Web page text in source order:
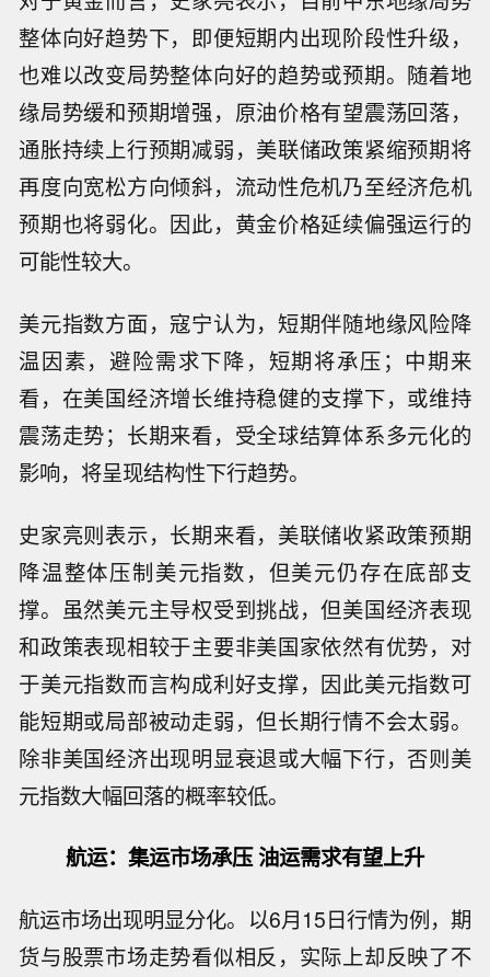
整体向好趋势下，即便短期内出现阶段性升级，
也难以改变局势整体向好的趋势或预期。随着地
缘局势缓和预期增强，原油价格有望震荡回落，
通胀持续上行预期减弱，美联储政策紧缩预期将
再度向宽松方向倾斜，流动性危机乃至经济危机
预期也将弱化。因此，黄金价格延续偏强运行的
可能性较大。
美元指数方面，寇宁认为，短期伴随地缘风险降
温因素，避险需求下降，短期将承压；中期来
看，在美国经济增长维持稳健的支撑下，或维持
震荡走势；长期来看，受全球结算体系多元化的
影响，将呈现结构性下行趋势。
史家亮则表示，长期来看，美联储收紧政策预期
降温整体压制美元指数，但美元仍存在底部支
撑。虽然美元主导权受到挑战，但美国经济表现
和政策表现相较于主要非美国家依然有优势，对
于美元指数而言构成利好支撑，因此美元指数可
能短期或局部被动走弱，但长期行情不会太弱。
除非美国经济出现明显衰退或大幅下行，否则美
元指数大幅回落的概率较低。
航运：集运市场承压 油运需求有望上升
航运市场出现明显分化。以6月15日行情为例，期
货与股票市场走势看似相反，实际上却反映了不